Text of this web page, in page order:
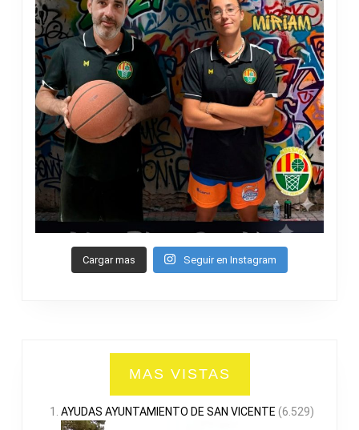
Cargar mas Seguir en Instagram
MAS VISTAS
AYUDAS AYUNTAMIENTO DE SAN VICENTE (6.529)